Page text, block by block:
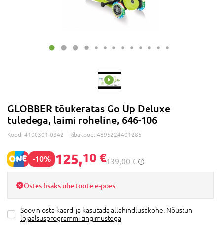
GLOBBER tõukeratas Go Up Deluxe
tuledega, laimi roheline, 646-106
Kood: 4100301-0342 Ribakood: 4895224401285
-10% 125,10 €139,00 €
Ostes lisaks ühe toote e-poes
Soovin osta kaardi ja kasutada allahindlust kohe. Nõustun
lojaalsusprogrammi tingimustega